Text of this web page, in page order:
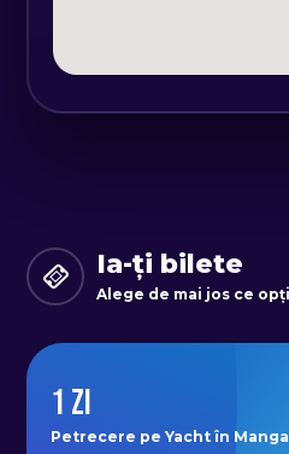
unică și de neuitat
prețui ani de zile.
petrecerea pe iaht
perfectă.
uimitoare de a
specială cu stil.
Ia-ți bilete
Alege de mai jos ce
1 ZI
Petrecere pe Yacht în